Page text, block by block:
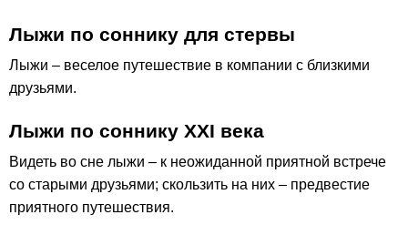
Лыжи по соннику для стервы
Лыжи – веселое путешествие в компании с близкими
друзьями.
Лыжи по соннику ХХІ века
Видеть во сне лыжи – к неожиданной приятной встрече
со старыми друзьями; скользить на них – предвестие
приятного путешествия.